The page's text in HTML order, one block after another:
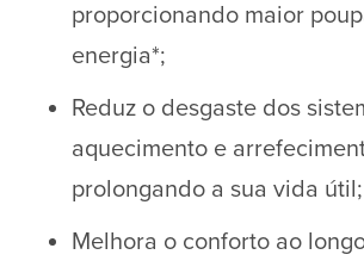
proporcionando maior
energia*;
Reduz o desgaste dos
aquecimento e
prolongando a sua vida útil;
Melhora o conforto ao